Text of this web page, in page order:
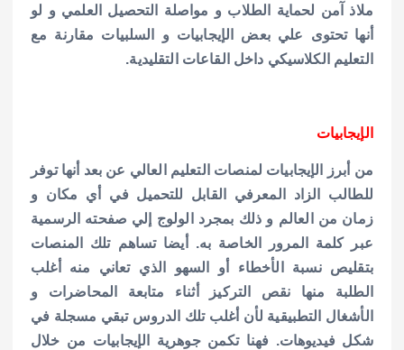
ملاذ آمن لحماية الطلاب و مواصلة التحصيل العلمي و لو
أنها تحتوى علي بعض الإيجابيات و السلبيات مقارنة مع
التعليم الكلاسيكي داخل القاعات التقليدية.
الإيجابيات
من أبرز الإيجابيات لمنصات التعليم العالي عن بعد أنها توفر
للطالب الزاد المعرفي القابل للتحميل في أي مكان و
زمان من العالم و ذلك بمجرد الولوج إلي صفحته الرسمية
عبر كلمة المرور الخاصة به. أيضا تساهم تلك المنصات
بتقليص نسبة الأخطاء أو السهو الذي تعاني منه أغلب
الطلبة منها نقص التركيز أثناء متابعة المحاضرات و
الأشغال التطبيقية لأن أغلب تلك الدروس تبقي مسجلة في
شكل فيديوهات. فهنا تكمن جوهرية الإيجابيات من خلال